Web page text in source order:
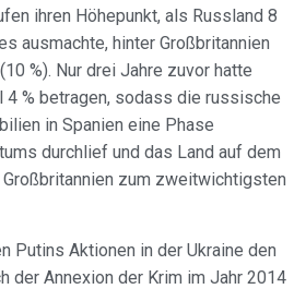
ihren Höhepunkt, als Russland 8
ausmachte, hinter Großbritannien
%). Nur drei Jahre zuvor hatte
4 % betragen, sodass die russische
in Spanien eine Phase
durchlief und das Land auf dem
zum zweitwichtigsten
Putins Aktionen in der Ukraine den
der Annexion der Krim im Jahr 2014